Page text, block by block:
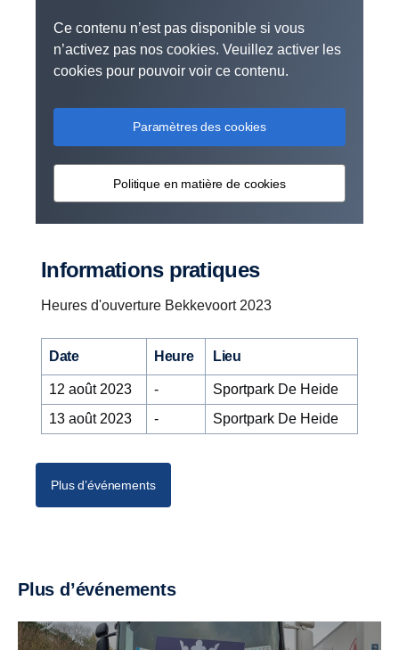
Ce contenu n’est pas disponible si vous
n’activez pas nos cookies. Veuillez activer les
cookies pour pouvoir voir ce contenu.
Paramètres des cookies
Politique en matière de cookies
Informations pratiques
Heures d'ouverture Bekkevoort 2023
Date Heure Lieu
12 août 2023 -
Sportpark De Heide
13 août 2023
- Sportpark De Heide
Plus d’événements
Plus d’événements